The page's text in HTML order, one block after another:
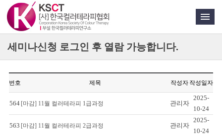
세미나신청 로그인 후 열람 가능합니다.
번호 제목 작성자 작성일자
564 [마감] 11월 컬러테라피 1급과정 관리자
2025-
10-24
563 [마감] 11월 컬러테라피 2급과정 관리자
2025-
10-24